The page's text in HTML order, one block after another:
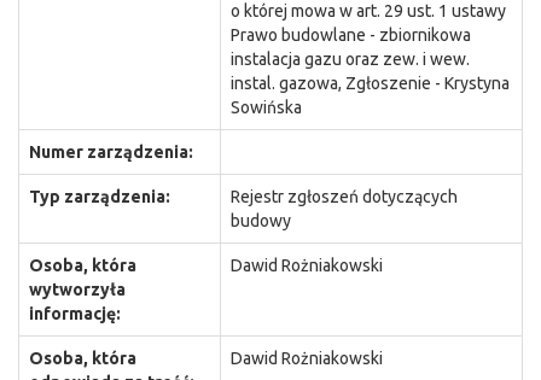
o której mowa w art. 29 ust. 1 ustawy
Prawo budowlane - zbiornikowa
instalacja gazu oraz zew. i wew.
instal. gazowa, Zgłoszenie - Krystyna
Sowińska
Numer zarządzenia:
Typ zarządzenia:
Rejestr zgłoszeń dotyczących
budowy
Osoba, która
wytworzyła
informację:
Dawid Rożniakowski
Osoba, która
Dawid Rożniakowski